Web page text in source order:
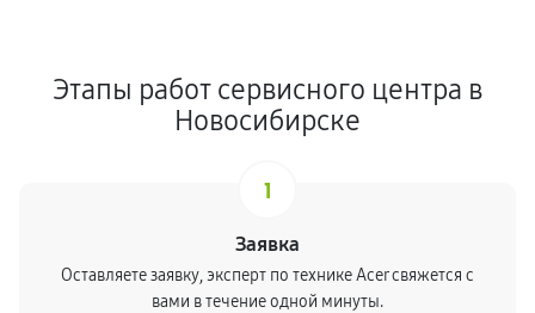
Этапы работ сервисного центра в
Новосибирске
1
Заявка
Оставляете заявку, эксперт по технике Acer свяжется с
вами в течение одной минуты.